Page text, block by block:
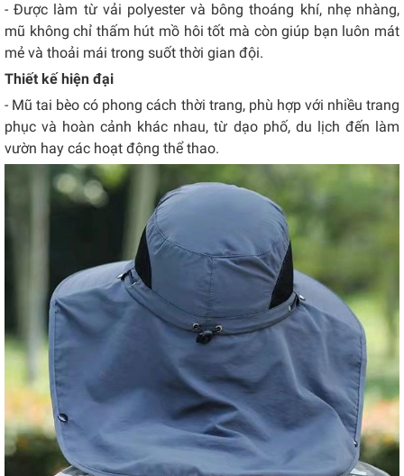
- Được làm từ vải polyester và bông thoáng khí, nhẹ nhàng,
mũ không chỉ thấm hút mồ hôi tốt mà còn giúp bạn luôn mát
mẻ và thoải mái trong suốt thời gian đội.
Thiết kế hiện đại
- Mũ tai bèo có phong cách thời trang, phù hợp với nhiều trang
phục và hoàn cảnh khác nhau, từ dạo phố, du lịch đến làm
vườn hay các hoạt động thể thao.